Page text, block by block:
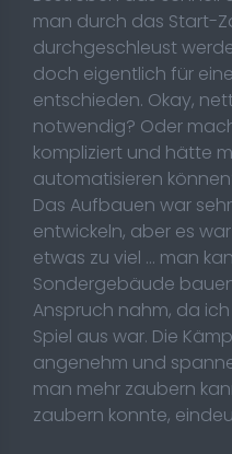
man durch das Start-
durchgeschleust
doch eigentlich für
entschieden. Okay,
notwendig? Oder
kompliziert und hätte
automatisieren
Das Aufbauen war
entwickeln, aber es
etwas zu viel ... man
Sondergebäude
Anspruch nahm, da
Spiel aus war. Die
angenehm und
man mehr zaubern
zaubern konnte,